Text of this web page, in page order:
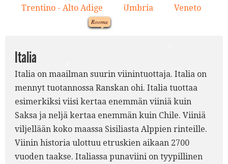
Rooma
6.
10.
Trentino - Alto Adige Umbria Veneto
Italia
Italia on maailman suurin viinintuottaja. Italia on
mennyt tuotannossa Ranskan ohi. Italia tuottaa
esimerkiksi viisi kertaa enemmän viiniä kuin
Saksa ja neljä kertaa enemmän kuin Chile. Viiniä
viljellään koko maassa Sisiliasta Alppien rinteille.
Viinin historia ulottuu etruskien aikaan 2700
vuoden taakse. Italiassa punaviini on tyypillinen